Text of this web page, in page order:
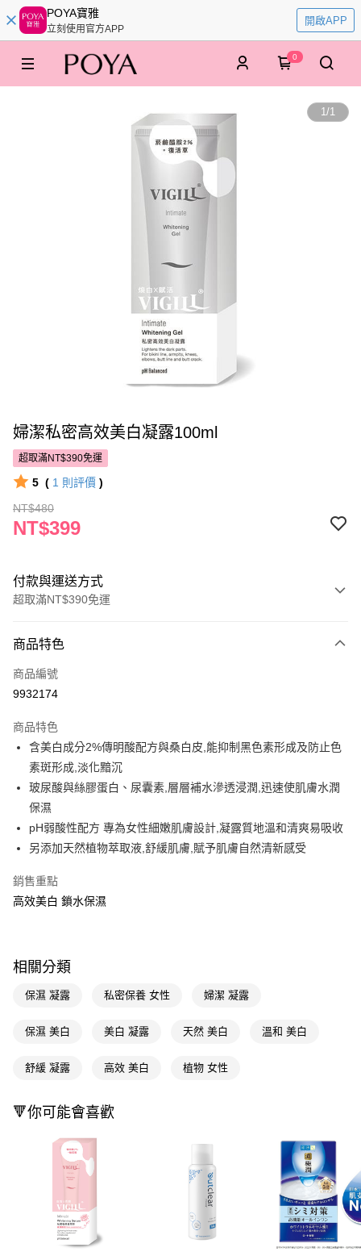
POYA寶雅
立刻使用官方APP
開啟APP
0
1/1
婦潔私密高效美白凝露100ml
超取滿NT$390免運
5 ( 1 則評價 )
NT$480
NT$399
付款與運送方式
超取滿NT$390免運
POYA支付
信用卡一次付款
LINE Pay
Apple Pay
街口支付
悠遊付
便利好安心！
１．簡單：不需註冊會員、不需綁卡、不需儲值。
２．便利：只要手機號碼，簡訊認證，即可結帳。
３．安心：先確認商品／服務後，再付款。
【「AFTEE先享後付」結帳流程】
結帳頁面，進行簡訊認證並確認金額後，即可完成結帳。
２．訂單成立數日內，您將收到繳費通知簡訊。
ATM／網路銀行／等多元方式進行付款，方視為交易完成。
※ 請注意：結帳手續完成當下不需立刻繳費，但若您需要取消訂單，請聯絡
後付繳納相關費用。
※ 交易是否成功請以「AFTEE先享後付 」之結帳頁面顯示為準，若有關於
是否繳費成功／繳費後需取消欲退款等相關疑問，請聯繫「AFTEE先享後付
客戶支援中心」
https://netprotections.freshdesk.com/support/home
【注意事項】
１．透過由恩沛科技股份有限公司提供之「AFTEE先享後付」服務完成之交
易，需依本服務之必要範圍內提供個人資料，並將交易相關給付款項請求債
每筆NT$65，滿NT$390(含以上)免運費
付款後全家取貨
萊爾富取貨付款
付款後萊爾富取貨
每筆NT$65，滿NT$490(含以上)免運費
7-11取貨付款
每筆NT$65，滿NT$490(含以上)免運費
商品特色
商品編號
9932174
商品特色
含美白成分2%傳明酸配方與桑白皮,能抑制黑色素形成及防止色
素斑形成,淡化黯沉
玻尿酸與絲膠蛋白、尿囊素,層層補水滲透浸潤,迅速使肌膚水潤
保濕
pH弱酸性配方 專為女性細嫩肌膚設計,凝露質地溫和清爽易吸收
另添加天然植物萃取液,舒緩肌膚,賦予肌膚自然清新感受
銷售重點
高效美白 鎖水保濕
相關分類
保濕 凝露 私密保養 女性 婦潔 凝露
保濕 美白 美白 凝露 天然 美白 溫和 美白
舒緩 凝露 高效 美白 植物 女性
🔻你可能會喜歡